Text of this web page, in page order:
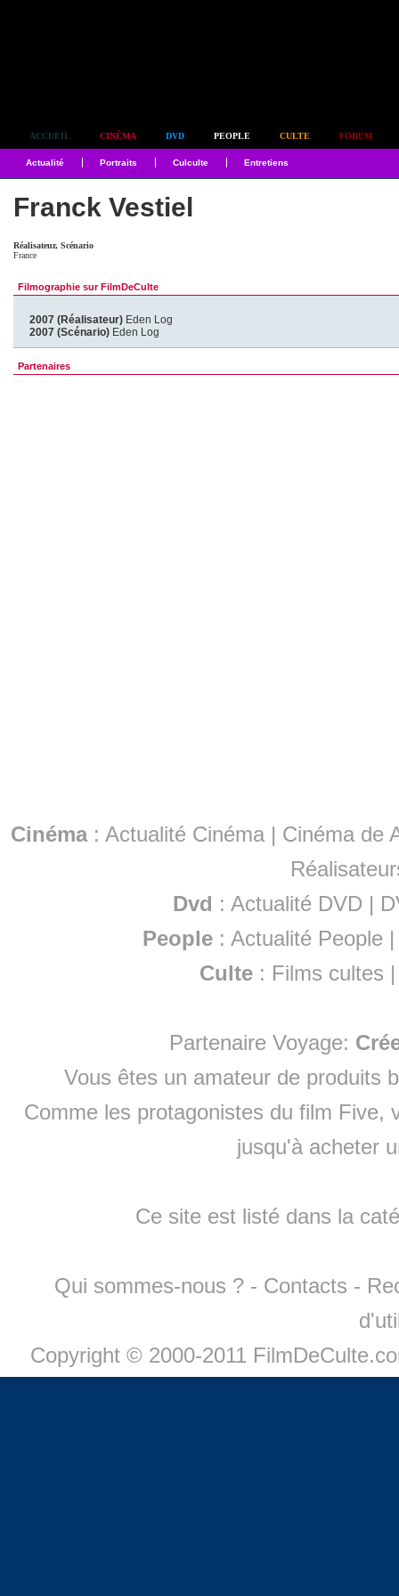
ACCUEIL CINÉMA DVD PEOPLE CULTE FORUM
Actualité Portraits Culculte Entretiens
Franck Vestiel
Réalisateur, Scénario
France
Filmographie sur FilmDeCulte
2007 (Réalisateur) Eden Log
2007 (Scénario) Eden Log
Partenaires
Cinéma: Actualité Cinéma | Cinéma de
Dvd : Actualité DVD |
People :Actualité People
Culte : Films cultes
Partenaire Voyage:
Vous êtes un amateur de produits
Comme les protagonistes du film Five,
jusqu'à acheter
Ce site est listé dans la
Qui sommes-nous ? - Contacts -
Copyright © 2000-2011